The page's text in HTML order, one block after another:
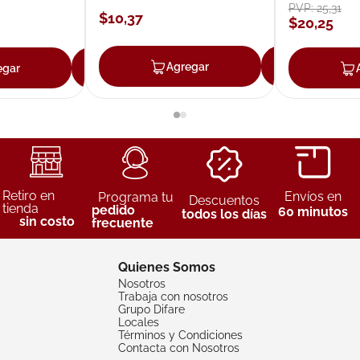
Agregar
$10,37
Agregar
PVP:25,31
$20,25
Retiro en
tienda
sin costo
Programa tu
pedido
frecuente
Descuentos
todos los días
Envíos en
60 minutos
Quienes Somos
Nosotros
Trabaja con nosotros
Grupo Difare
Locales
Términos y Condiciones
Contacta con Nosotros